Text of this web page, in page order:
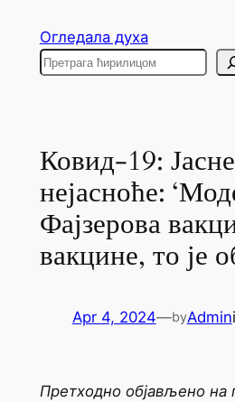
content
Огледала духа
Search
Ковид-19: Јасне
нејасноће:
Фајзерова
вакцине, то је
Apr 4, 2024—byAdmin
Претходно објављено на